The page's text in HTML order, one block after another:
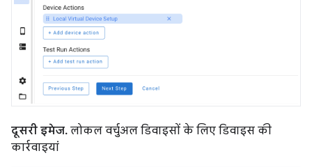
दूसरी इमेज. लोकल वर्चुअल डिवाइसों के लिए डिवाइस की
कार्रवाइयां